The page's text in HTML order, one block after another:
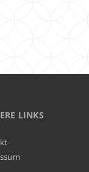
LINKS